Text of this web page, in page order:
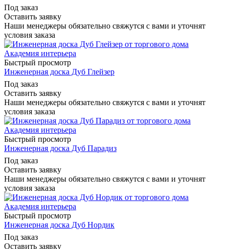
Под заказ
Оставить заявку
Наши менеджеры обязательно свяжутся с вами и уточнят
условия заказа
Быстрый просмотр
Инженерная доска Дуб Глейзер
Под заказ
Оставить заявку
Наши менеджеры обязательно свяжутся с вами и уточнят
условия заказа
Быстрый просмотр
Инженерная доска Дуб Парадиз
Под заказ
Оставить заявку
Наши менеджеры обязательно свяжутся с вами и уточнят
условия заказа
Быстрый просмотр
Инженерная доска Дуб Нордик
Под заказ
Оставить заявку